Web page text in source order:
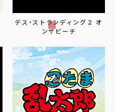
デス・ストランディング２ オ
ンザビーチ